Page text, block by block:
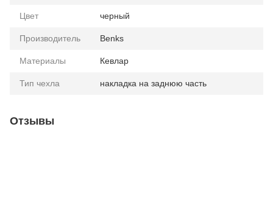
Цвет черный
Производитель Benks
Материалы Кевлар
Тип чехла накладка на заднюю часть
Отзывы